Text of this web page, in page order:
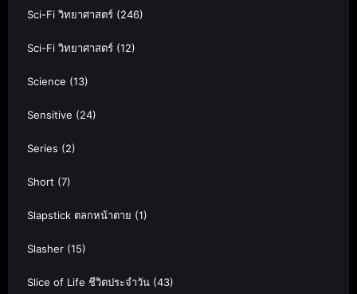
Sci-Fi วิทยาศาสตร์ (246)
Sci-Fi วิทยาศาสตร์ (12)
Science (13)
Sensitive (24)
Series (2)
Short (7)
Slapstick ตลกหน้าตาย (1)
Slasher (15)
Slice of Life ชีวิตประจำวัน (43)